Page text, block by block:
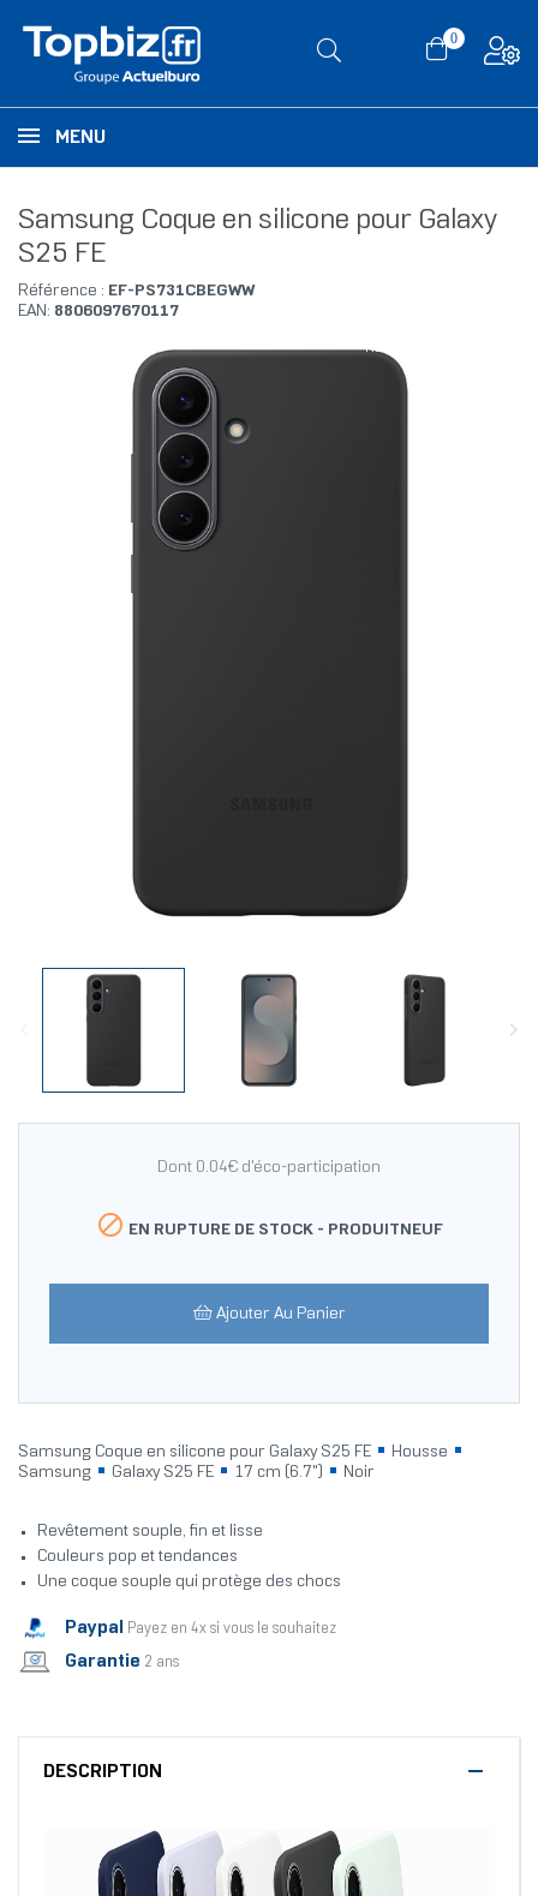
0
MENU
Samsung Coque en silicone pour Galaxy
S25 FE
Référence : EF-PS731CBEGWW
EAN: 8806097670117
RUPTURE DE STOCK
Dont 0.04€ d'éco-participation
 EN RUPTURE DE STOCK - PRODUITNEUF
Ajouter Au Panier
Samsung Coque en silicone pour Galaxy S25 FE
Housse
Samsung
Galaxy S25 FE 17 cm (6.7") Noir
Revêtement souple, fin et lisse
Couleurs pop et tendances
Une coque souple qui protège des chocs
Paypal Payez en 4x si vous le souhaitez
Garantie 2 ans
DESCRIPTION